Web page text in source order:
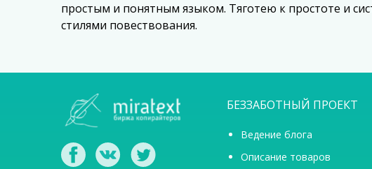
простым и понятным языком. Тяготею к простоте и
стилями повествования.
БЕЗЗАБОТНЫЙ ПРОЕКТ
Ведение блога
Описание товаров